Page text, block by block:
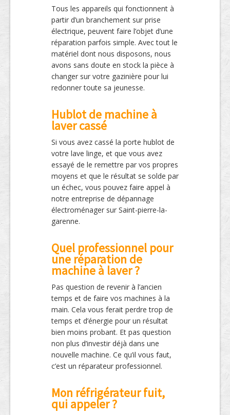
Tous les appareils qui fonctionnent à
partir d’un branchement sur prise
électrique, peuvent faire l’objet d’une
réparation parfois simple. Avec tout le
matériel dont nous disposons, nous
avons sans doute en stock la pièce à
changer sur votre gazinière pour lui
redonner toute sa jeunesse.
Hublot de machine à
laver cassé
Si vous avez cassé la porte hublot de
votre lave linge, et que vous avez
essayé de le remettre par vos propres
moyens et que le résultat se solde par
un échec, vous pouvez faire appel à
notre entreprise de dépannage
électroménager sur Saint-pierre-la-
garenne.
Quel professionnel pour
une réparation de
machine à laver ?
Pas question de revenir à l’ancien
temps et de faire vos machines à la
main. Cela vous ferait perdre trop de
temps et d’énergie pour un résultat
bien moins probant. Et pas question
non plus d’investir déjà dans une
nouvelle machine. Ce qu’il vous faut,
c’est un réparateur professionnel.
Mon réfrigérateur fuit,
qui appeler ?